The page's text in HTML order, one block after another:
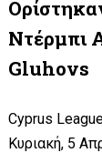
Ντέρμπι
Gluhovs
Cyprus
Κυριακή, 5